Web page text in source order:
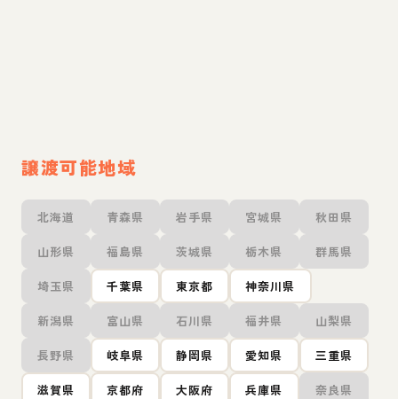
譲渡可能地域
北海道 青森県 岩手県 宮城県 秋田県
山形県 福島県 茨城県 栃木県 群馬県
埼玉県 千葉県 東京都 神奈川県
新潟県 富山県 石川県 福井県 山梨県
長野県 岐阜県 静岡県 愛知県 三重県
滋賀県 京都府 大阪府 兵庫県 奈良県